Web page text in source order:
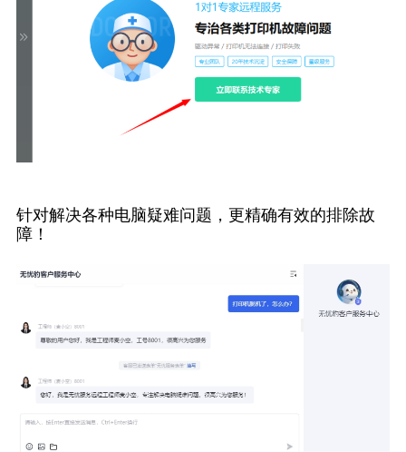
针对解决各种电脑疑难问题，更精确有效的排除故
障！